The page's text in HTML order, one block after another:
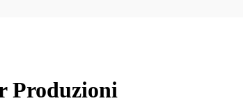
Produzioni